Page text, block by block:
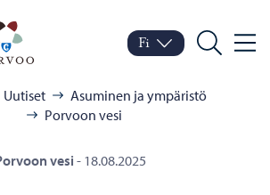
Porvoo – Siirry
Vaihda kieltä
Nykyinen kieli: Suomi
Fi
Hae
Uutiset
Asuminen ja ympäristö
Porvoon vesi
vesi - 18.08.2025